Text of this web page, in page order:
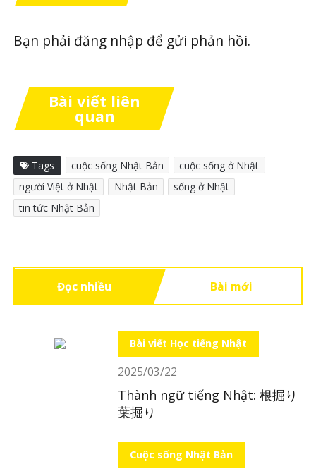
Bạn phải đăng nhập để gửi phản hồi.
Bài viết liên
quan
Tags cuộc sống Nhật Bản
cuộc sống ở Nhật
người Việt ở Nhật
Nhật Bản
sống ở Nhật
tin tức Nhật Bản
Đọc nhiều Bài mới
Bài viết Học tiếng Nhật
2025/03/22
Thành ngữ tiếng Nhật: 根掘り
葉掘り
Cuộc sống Nhật Bản